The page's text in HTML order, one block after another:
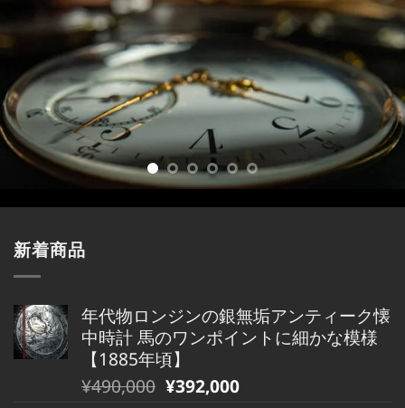
新着商品
年代物ロンジンの銀無垢アンティーク懐
中時計 馬のワンポイントに細かな模様
【1885年頃】
元
¥490,000 現
¥392,000